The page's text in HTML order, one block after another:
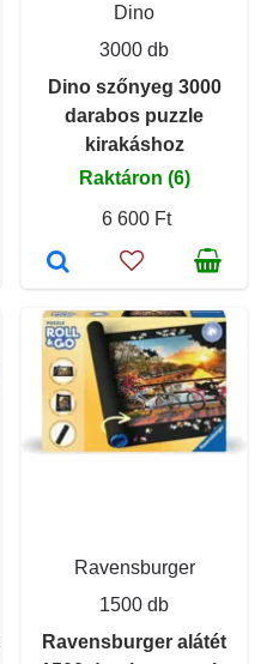
Dino
3000 db
Dino szőnyeg 3000
darabos puzzle
kirakáshoz
Raktáron (6)
6 600 Ft
Ravensburger
1500 db
Ravensburger alátét